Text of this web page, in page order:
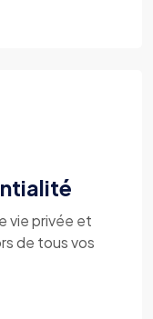
vie privée et
de tous vos